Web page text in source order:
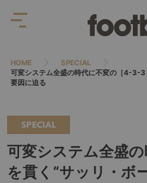
HOME
SPECIAL
可変システム全盛の時代に不変の［4-3-3
要因に迫る
SPECIAL
可変システム全盛
を貫く“サッリ・ボ